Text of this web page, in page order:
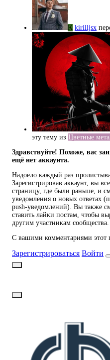
K kirilljsx
эту тему из Цветные
Здравствуйте! Похоже, вас
ещё нет аккаунта.
Надоело каждый раз
Зарегистрировав аккаунт, вы
страницу, где были раньше, и
уведомления о новых ответах
push-уведомлений). Вы также
ставить лайки постам, чтобы
другим участникам сообщества.
С вашими комментариями этот
Зарегистрироваться Войти